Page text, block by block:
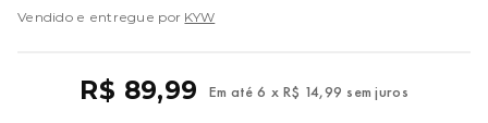
Vendido e entregue por KYW
R$ 89,99 Em até 6 x R$ 14,99 sem juros
boné